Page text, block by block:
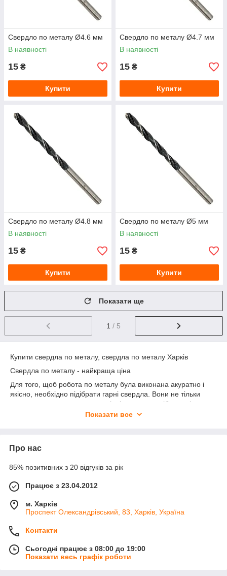
Свердло по металу Ø4.6 мм
В наявності
15 ₴
Купити
Свердло по металу Ø4.7 мм
В наявності
15 ₴
Купити
Свердло по металу Ø4.8 мм
В наявності
15 ₴
Купити
Свердло по металу Ø5 мм
В наявності
15 ₴
Купити
Показати ще
1 / 5
Купити свердла по металу, свердла по металу Харків
Свердла по металу - найкраща ціна
Для того, щоб робота по металу була виконана акуратно і
якісно, необхідно підібрати гарні свердла. Вони не тільки
допоможуть виконати в матеріалі отвори потрібного діаметру,
але і значно покращать роботу будь-якого майстра.
осьового руху подачі. Щоб купити свердла по металу і пізніше
підбору інструмента ще на стадіях покупки. В першу чергу
Іншими словами, воно не має гнутися, тупитися або швидко
слід переконатися, що на них відсутні такі дефекти, як
вм'ятини, подряпини або ж задирки. Дуже важливо також
позитивно зарекомендувала себе компанії. Є також чорний
список виробників, які підкуповують низьку ціну на свою
продукцію, але не сильно дбають про якість продукту.
Показати все
Про нас
85% позитивних з 20 відгуків за рік
Працює з 23.04.2012
м. Харків
Проспект Олександрівський, 83, Харків, Україна
Контакти
Сьогодні працює з 08:00 до 19:00
Показати весь графік роботи